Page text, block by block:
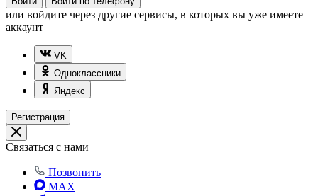
или войдите через другие сервисы, в которых вы уже имеете
аккаунт
VK
Одноклассники
Яндекс
Регистрация
Связаться с нами
Позвонить
MAX